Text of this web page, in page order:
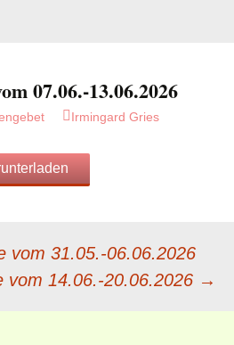
07.06.-13.06.2026
Irmingard Gries
vom 31.05.-06.06.2026
vom 14.06.-20.06.2026 →